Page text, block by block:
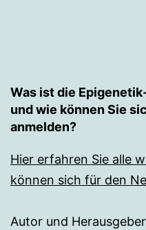
Was ist die
und wie können Sie
anmelden?
Hier erfahren Sie alle
können sich für den
Autor und